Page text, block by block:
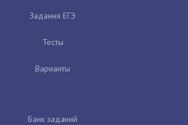
Задания ЕГЭ
Тесты
Варианты
Банк заданий